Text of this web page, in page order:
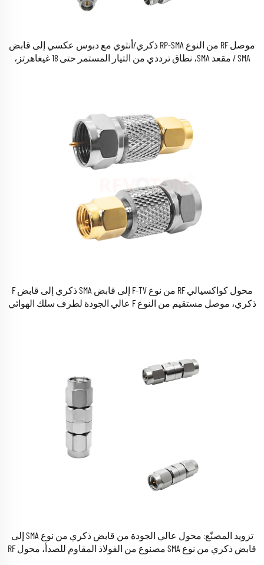
موصل RF من النوع RP-SMA ذكري/أنثوي مع دبوس عكسي إلى قابض
SMA / مقعد SMA، نطاق ترددي من التيار المستمر حتى 18 غيغاهرتز،
محول كواكسيالي RF من نوع F-TV إلى قابض SMA ذكري إلى قابض F
ذكري، موصل مستقيم من النوع F عالي الجودة لطرف سلك الهوائي
تزويد المصنّع: محول عالي الجودة من قابض ذكري من نوع SMA إلى
قابض ذكري من نوع SMA مصنوع من الفولاذ المقاوم للصدأ، محول RF